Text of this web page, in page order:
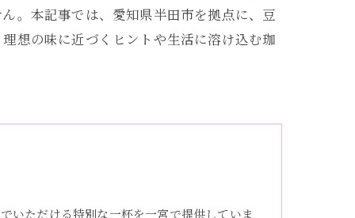
。本記事では、愛知県半田市を拠点に、豆
想の味に近づくヒントや生活に溶け込む珈
いただける特別な一杯を一宮で提供していま